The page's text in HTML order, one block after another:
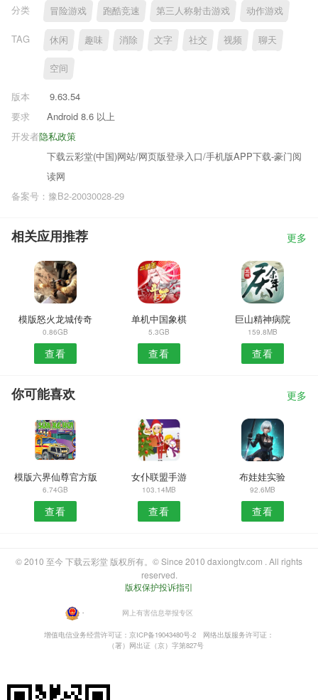
分类
冒险游戏 跑酷竞速 第三人称射击游戏 动作游戏
TAG 休闲 趣味 消除 文字 社交 视频 聊天
空间
版本
9.63.54
要求
Android 8.6 以上
隐私政策
开发者
下载云彩堂(中国)网站/网页版登录入口/手机版APP下载-豪门阅
读网
备案号：豫B2-20030028-29
相关应用推荐 更多
模版怒火龙城传奇
0.86GB
查看
单机中国象棋
5.3GB
查看
巨山精神病院
159.8MB
查看
你可能喜欢 更多
模版六界仙尊官方版
6.74GB
查看
女仆联盟手游
103.14MB
查看
布娃娃实验
92.6MB
查看
© 2010 至今 下载云彩堂 版权所有。© Since 2010 daxiongtv.com . All rights
reserved.
版权保护投诉指引
・ 网上有害信息举报专区
增值电信业务经营许可证：京ICP备19043480号-2
网络出版服务许可证：
（署）网出证（京）字第827号